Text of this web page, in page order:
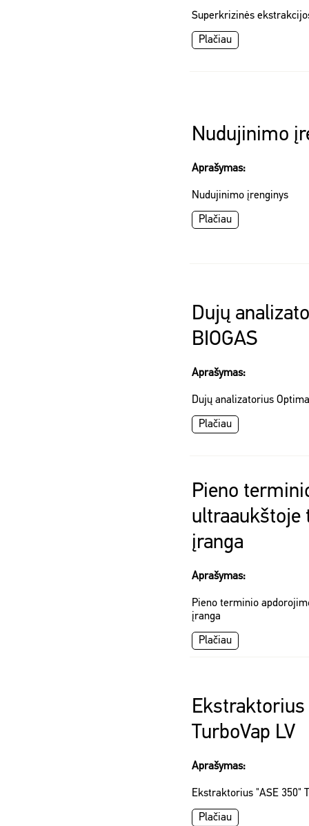
Superkrizinės
Plačiau
Nudujinimo
Aprašymas:
Nudujinimo įrenginys
Plačiau
Dujų
BIOGAS
Aprašymas:
Dujų analizatorius
Plačiau
Pieno
ultraaukštoje
įranga
Aprašymas:
Pieno terminio
įranga
Plačiau
Ekstraktorius
TurboVap LV
Aprašymas:
Ekstraktorius "ASE 350"
Plačiau